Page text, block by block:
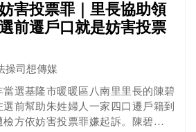
害投票罪｜里長協助領
前遷戶口就是妨害投票
操司想傳媒
選基隆市暖暖區八南里里長的陳碧
前幫助朱姓婦人一家四口遷戶籍到
方依妨害投票罪嫌起訴。陳碧琴辯